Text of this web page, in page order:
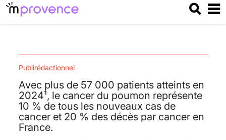
Avec plus de 57 000 patients atteints en
2024¹, le cancer du poumon représente
10 % de tous les nouveaux cas de
cancer et 20 % des décès par cancer en
France.
Publirédactionnel